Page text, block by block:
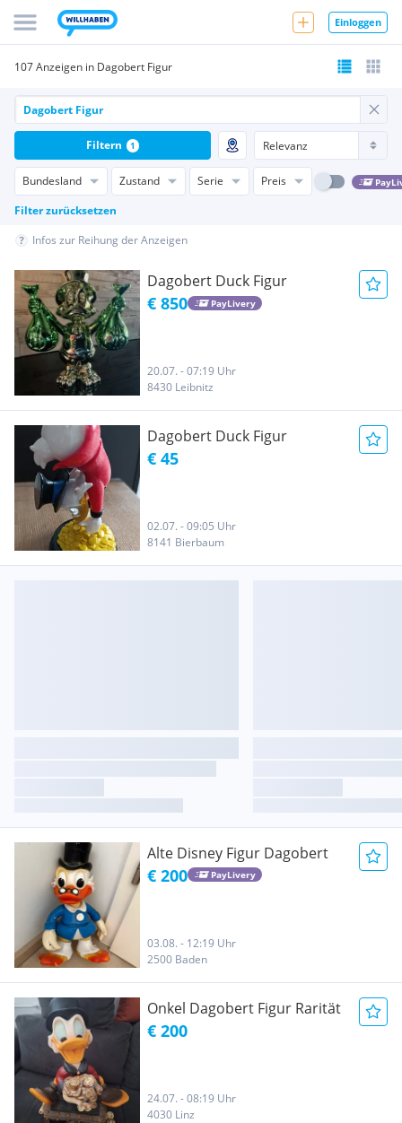
Einloggen
107 Anzeigen in Dagobert Figur
Bundesland Zustand Serie Preis
Filter zurücksetzen
Filtern 1
Infos zur Reihung der Anzeigen
Dagobert Duck Figur
€ 850 PayLivery
20.07. - 07:19 Uhr
8430 Leibnitz
Dagobert Duck Figur
€ 45
02.07. - 09:05 Uhr
8141 Bierbaum
Alte Disney Figur Dagobert
€ 200 PayLivery
03.08. - 12:19 Uhr
2500 Baden
Onkel Dagobert Figur Rarität
€ 200
24.07. - 08:19 Uhr
4030 Linz